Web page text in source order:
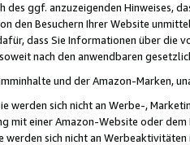
des ggf. anzuzeigenden Hinweises,
den Besuchern Ihrer Website
dass Sie Informationen über die
nach den anwendbaren
und der Amazon-Marken,
werden sich nicht an Werbe-,
mit einer Amazon-Website oder
werden sich nicht an